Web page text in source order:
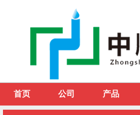
首页 公司 产品